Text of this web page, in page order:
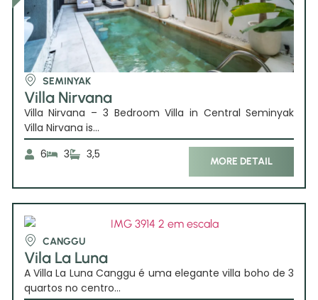
SEMINYAK
Villa Nirvana
Villa Nirvana – 3 Bedroom Villa in Central Seminyak
Villa Nirvana is...
6
3 3,5
MORE DETAIL
CANGGU
Vila La Luna
A Villa La Luna Canggu é uma elegante villa boho de 3
quartos no centro...